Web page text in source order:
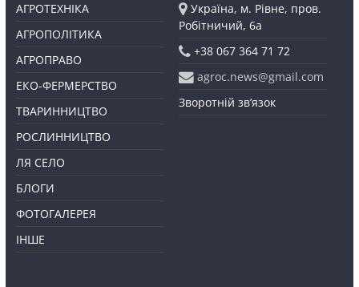
АГРОТЕХНІКА
АГРОПОЛІТИКА
АГРОПРАВО
ЕКО-ФЕРМЕРСТВО
ТВАРИННИЦТВО
РОСЛИННИЦТВО
ЛЯ СЕЛО
БЛОГИ
ФОТОГАЛЕРЕЯ
ІНШЕ
Україна, м. Рівне, пров.
Робітничий, 6а
+38 067 364 71 72
agroc.news@gmail.com
Зворотній зв’язок